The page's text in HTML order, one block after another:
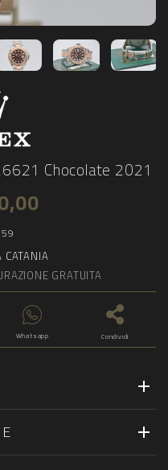
Chocolate 2021
CATANIA
GRATUITA
Whatsapp Condividi